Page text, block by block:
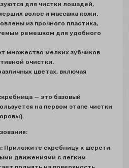
для чистки лошадей,
волос и массажа кожи.
из прочного пластика,
ремешком для удобного
множество мелких зубчиков
очистки.
цветах, включая
— это базовый
на первом этапе чистки
Приложите скребницу к шерсти
движениями с легким